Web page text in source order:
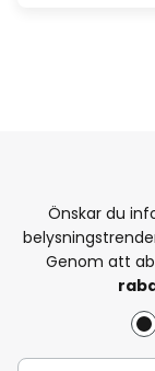
Önskar du
Genom att